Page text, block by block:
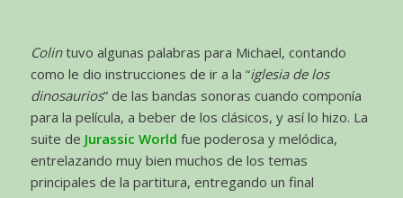
Colintuvo algunas palabras para Michael, contando
como le dio instrucciones de ir a la “iglesia de los
dinosaurios” de las bandas sonoras cuando componía
para la película, a beber de los clásicos, y así lo hizo. La
suite de Jurassic World fue poderosa y melódica,
entrelazando muy bien muchos de los temas
principales de la partitura, entregando un final